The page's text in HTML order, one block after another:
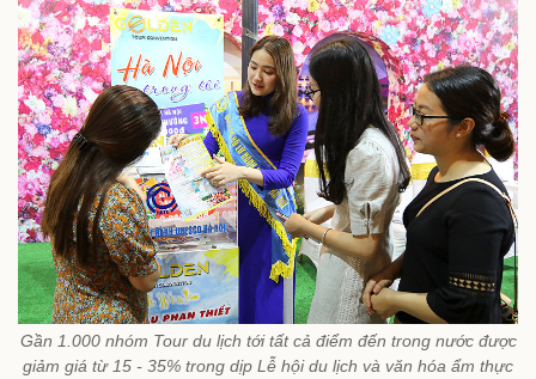
Gần 1.000 nhóm Tour du lịch tới tất cả điểm đến trong nước được
giảm giá từ 15 - 35% trong dịp Lễ hội du lịch và văn hóa ẩm thực